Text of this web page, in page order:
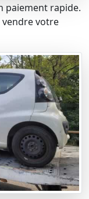
paiement rapide.
votre